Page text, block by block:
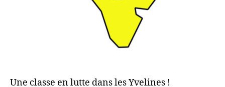
Une classe en lutte dans les Yvelines !